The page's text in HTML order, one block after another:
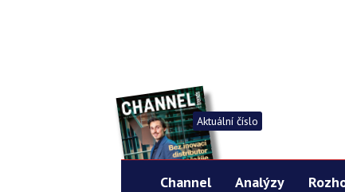
Aktuální číslo
Channel Analýzy